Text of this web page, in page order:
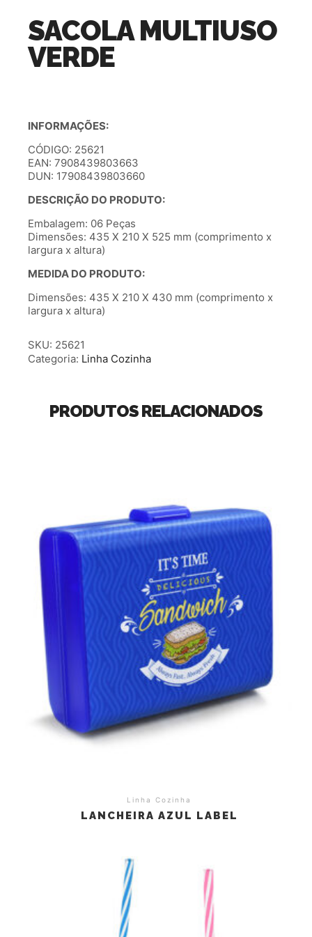
SACOLA MULTIUSO
VERDE
INFORMAÇÕES:
CÓDIGO: 25621
EAN: 7908439803663
DUN: 17908439803660
DESCRIÇÃO DO PRODUTO:
Embalagem: 06 Peças
Dimensões: 435 X 210 X 525 mm (comprimento x
largura x altura)
MEDIDA DO PRODUTO:
Dimensões: 435 X 210 X 430 mm (comprimento x
largura x altura)
SKU: 25621
Categoria: Linha Cozinha
PRODUTOS RELACIONADOS
Linha Cozinha
LANCHEIRA AZUL LABEL